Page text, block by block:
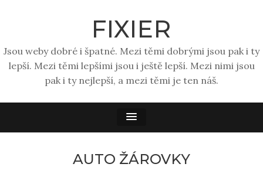
FIXIER
Jsou weby dobré i špatné. Mezi těmi dobrými jsou pak i ty
lepší. Mezi těmi lepšími jsou i ještě lepší. Mezi nimi jsou
pak i ty nejlepší, a mezi těmi je ten náš.
AUTO ŽÁROVKY